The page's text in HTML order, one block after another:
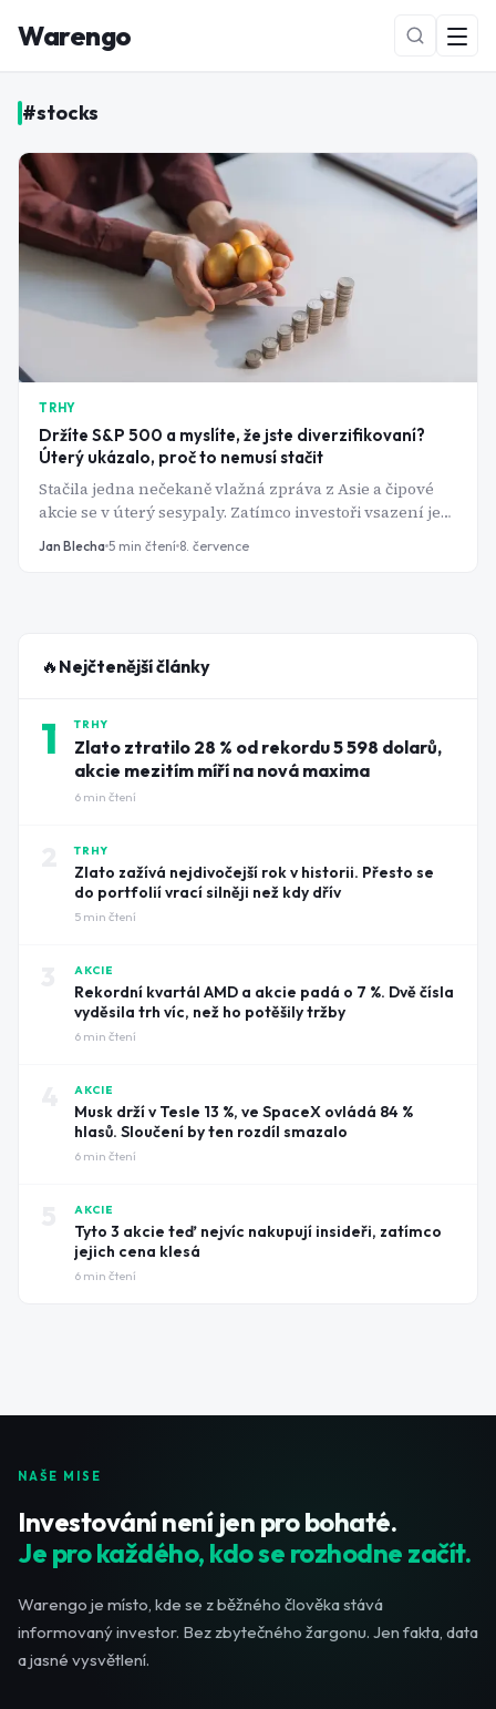
Warengo
#stocks
TRHY
Držíte S&P 500 a myslíte, že jste diverzifikovaní?
Úterý ukázalo, proč to nemusí stačit
Stačila jedna nečekaně vlažná zpráva z Asie a čipové
akcie se v úterý sesypaly. Zatímco investoři vsazení jen
na technologie zbledli, ti s rozloženým portfoliem
Jan Blecha 5 min čtení 8. července
🔥 Nejčtenější články
1 TRHY
Zlato ztratilo 28 % od rekordu 5 598 dolarů,
akcie mezitím míří na nová maxima
6 min čtení
TRHY
Zlato zažívá nejdivočejší rok v historii. Přesto se
do portfolií vrací silněji než kdy dřív
5 min čtení
AKCIE
Rekordní kvartál AMD a akcie padá o 7 %. Dvě čísla
vyděsila trh víc, než ho potěšily tržby
6 min čtení
AKCIE
Musk drží v Tesle 13 %, ve SpaceX ovládá 84 %
hlasů. Sloučení by ten rozdíl smazalo
6 min čtení
AKCIE
Tyto 3 akcie teď nejvíc nakupují insideři, zatímco
jejich cena klesá
6 min čtení
NAŠE MISE
Investování není jen pro bohaté.
Je pro každého, kdo se rozhodne začít.
Warengo je místo, kde se z běžného člověka stává
informovaný investor. Bez zbytečného žargonu. Jen fakta, data
a jasné vysvětlení.